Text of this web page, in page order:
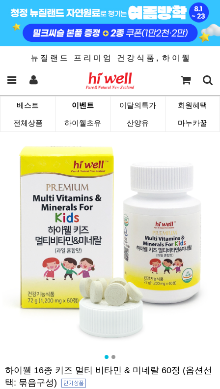
뉴 질 랜 드 프 리 미 엄 건 강 식 품 , 하 이 웰
베스트 이벤트 이달의특가 회원혜택
전체상품 하이웰초유 산양유 마누카꿀
하이웰 16종 키즈 멀티 비타민 & 미네랄 60정 (옵션선
택: 묶음구성)